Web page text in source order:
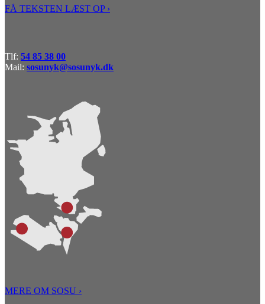
FÅ TEKSTEN LÆST OP ›
Tlf: 54 85 38 00
Mail: sosunyk@sosunyk.dk
MERE OM SOSU ›